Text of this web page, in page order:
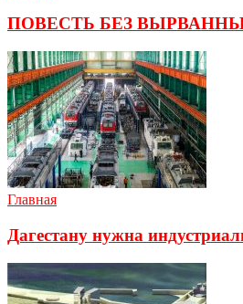
ПОВЕСТЬ БЕЗ
Главная
Дагестану нужна